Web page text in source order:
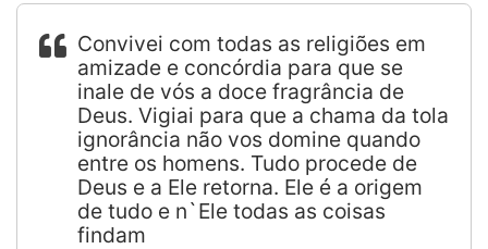
Convivei com todas as religiões em
amizade e concórdia para que se
inale de vós a doce fragrância de
Deus. Vigiai para que a chama da tola
ignorância não vos domine quando
entre os homens. Tudo procede de
Deus e a Ele retorna. Ele é a origem
de tudo e n`Ele todas as coisas
findam